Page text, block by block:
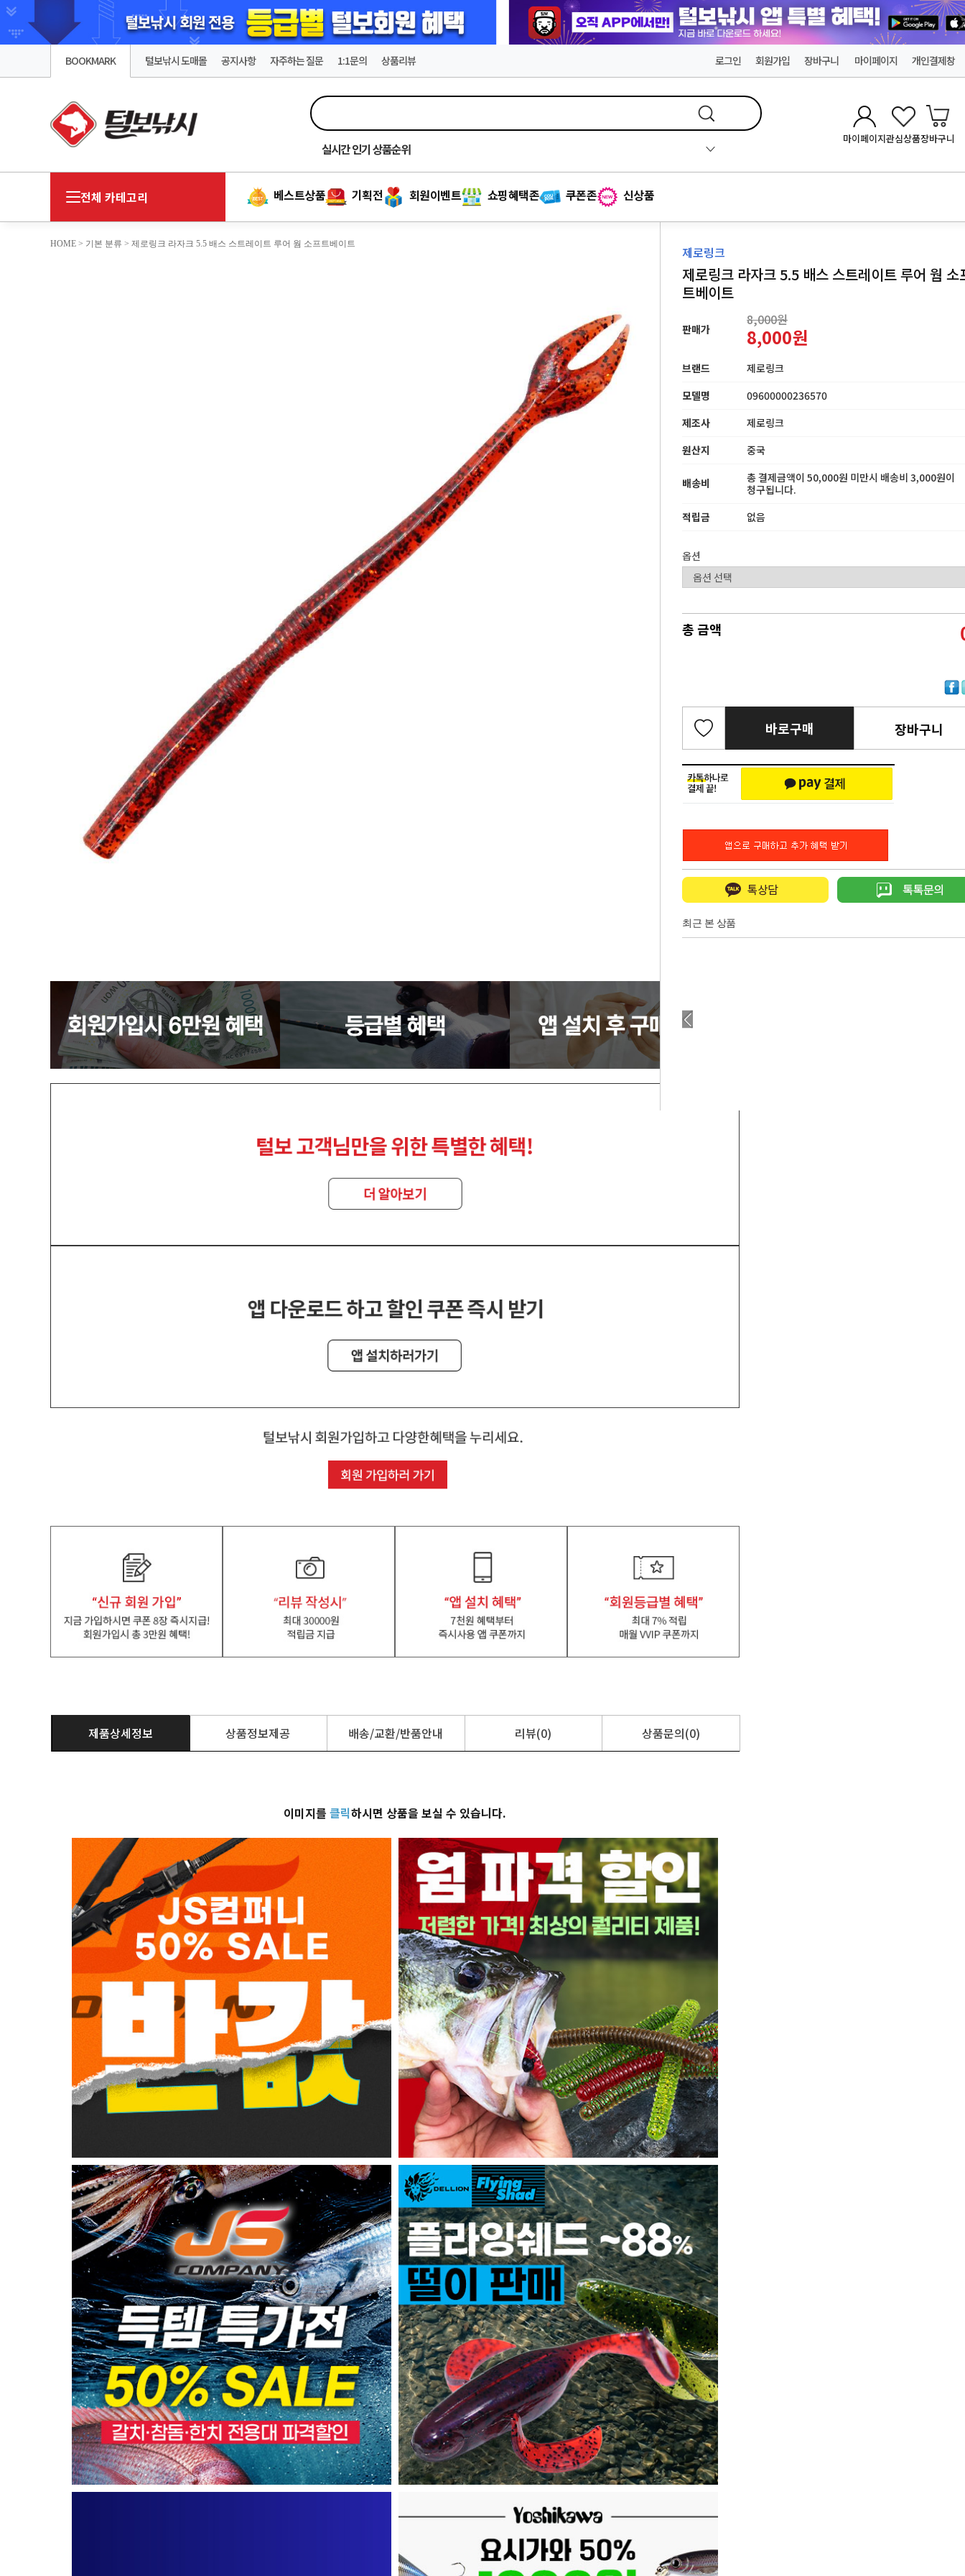
BOOKMARK 털보낚시 도매몰 공지사항 자주하는 질문 1:1문의 상품리뷰 로그인 회원가입 장바구니 마이페이지 개인결제창
실시간인기 상품순위
마이페이지관심상품장바구니
전체 카테고리 베스트상품 기획전 회원이벤트 쇼핑혜택존 쿠폰존 신상품
HOME > 기본 분류 > 제로링크 라자크 5.5 배스 스트레이트 루어 웜 소프트베이트 제로링크
제로링크 라자크 5.5 배스 스트레이트 루어 웜 소
트베이트
판매가
8,000원
8,000원
브랜드
제로링크
모델명
09600000236570
제조사
제로링크
원산지
중국
배송비
총 결제금액이 50,000원 미만시 배송비 3,000원이
청구됩니다.
적립금
없음
옵션
총 금액
바로구매 장바구니
최근 본 상품
제품상세정보 상품정보제공 배송/교환/반품안내 리뷰(0) 상품문의(0)
이미지를 클릭하시면 상품을 보실 수 있습니다.